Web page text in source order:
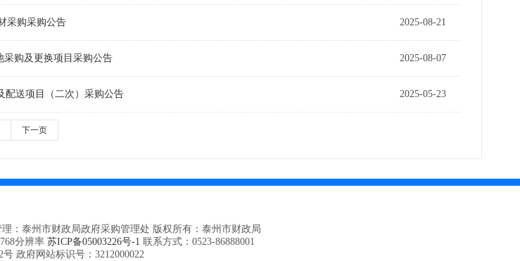
采购采购公告 2025-08-21
采购及更换项目采购公告 2025-08-07
配送项目（二次）采购公告 2025-05-23
下一页
：泰州市财政局政府采购管理处 版权所有：泰州市财政局
分辨率 苏ICP备05003226号-1 联系方式：0523-86888001
号 政府网站标识号：3212000022